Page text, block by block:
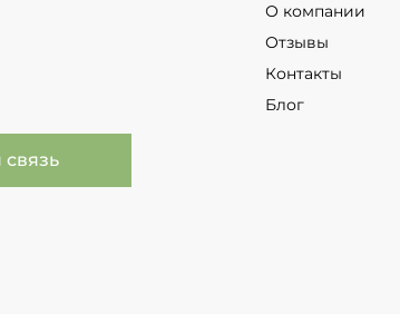
О компании
Отзывы
Контакты
Блог
в Телеграме